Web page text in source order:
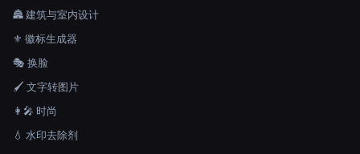
🏯 建筑与室内设计
⚜️ 徽标生成器
🎭 换脸
🖌️ 文字转图片
👩‍🎤 时尚
💧 水印去除剂